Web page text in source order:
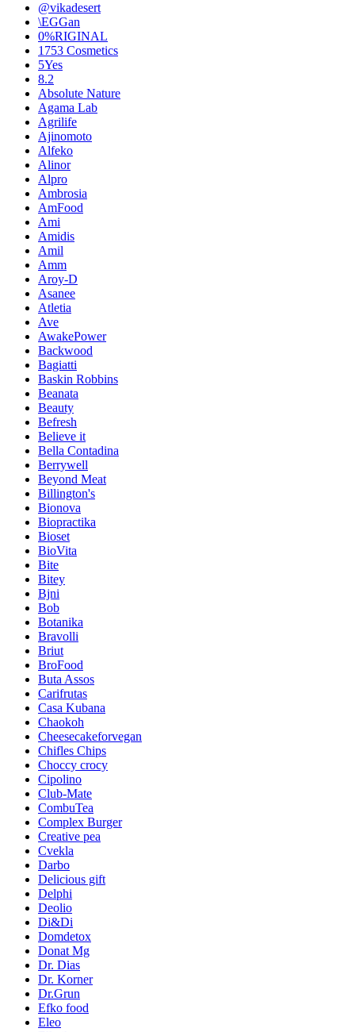
@vikadesert
\EGGan
0%RIGINAL
1753 Cosmetics
5Yes
8.2
Absolute Nature
Agama Lab
Agrilife
Ajinomoto
Alfeko
Alinor
Alpro
Ambrosia
AmFood
Ami
Amidis
Amil
Amm
Aroy-D
Asanee
Atletia
Ave
AwakePower
Backwood
Bagiatti
Baskin Robbins
Beanata
Beauty
Befresh
Believe it
Bella Contadina
Berrywell
Beyond Meat
Billington's
Bionova
Biopractika
Bioset
BioVita
Bite
Bitey
Bjni
Bob
Botanika
Bravolli
Briut
BroFood
Buta Assos
Carifrutas
Casa Kubana
Chaokoh
Cheesecakeforvegan
Chifles Chips
Choccy crocy
Cipolino
Club-Mate
CombuTea
Complex Burger
Creative pea
Cvekla
Darbo
Delicious gift
Delphi
Deolio
Di&Di
Domdetox
Donat Mg
Dr. Dias
Dr. Korner
Dr.Grun
Efko food
Eleo